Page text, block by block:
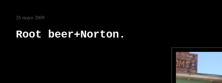
26 mayo 2009
Root beer+Norton.